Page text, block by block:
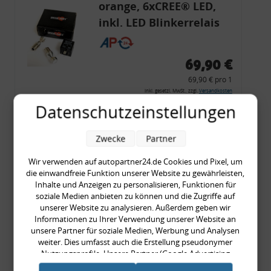
orange, 6xCREE® LED,
inkl. LED Blinkerrelais
CF 14
69,90 €
69,90 € pro 1
inkl. gesetzl. MwSt., zzgl. Versandkosten
Merkzettel
Zum Artikel
Rückleuchtenband mit
Blinker, rot, US-Ecken,
Audi 80 Cabrio, Typ 89,
OE-Nr.: 8G0945225 +
8G0945225C
999,99 €
Datenschutzeinstellungen
Wir verwenden auf autopartner24.de Cookies und Pixel, um
die einwandfreie Funktion unserer Website zu gewährleisten,
Inhalte und Anzeigen zu personalisieren, Funktionen für
soziale Medien anbieten zu können und die Zugriffe auf
unserer Website zu analysieren. Außerdem geben wir
Informationen zu Ihrer Verwendung unserer Website an
unsere Partner für soziale Medien, Werbung und Analysen
weiter. Dies umfasst auch die Erstellung pseudonymer
Nutzungsprofile. Unsere Partner (Google Advertising
Products) führen diese Informationen möglicherweise mit
Zwecke Partner